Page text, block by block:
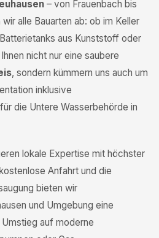
– von Frauenbach bis
alle Bauarten ab: ob im Keller
aus Kunststoff oder
nicht nur eine saubere
, sondern kümmern uns auch um
inklusive
für die Untere Wasserbehörde in
lokale Expertise mit höchster
Anfahrt und die
bieten wir
und Umgebung eine
auf moderne